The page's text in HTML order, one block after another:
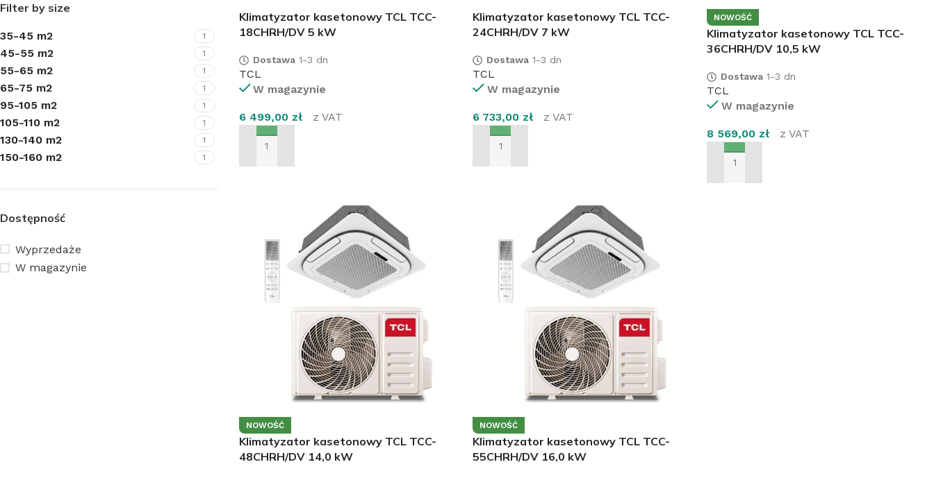
Filter by size
35-45 m2 1
45-55 m2 1
55-65 m2 1
65-75 m2 1
95-105 m2 1
105-110 m2 1
130-140 m2 1
150-160 m2 1
Dostępność
Wyprzedaże
W magazynie
Klimatyzator kasetonowy TCL TCC-
18CHRH/DV 5 kW
Dostawa1-3 dn
TCL
W magazynie
6 499,00 zł z VAT
DODAJ DO KOSZYKA
Klimatyzator kasetonowy TCL TCC-
24CHRH/DV 7 kW
Dostawa 1-3 dn
TCL
W magazynie
6 733,00 zł z VAT
DODAJ DO KOSZYKA
NOWOŚĆ
Klimatyzator kasetonowy TCL TCC-
36CHRH/DV 10,5 kW
Dostawa 1-3 dn
TCL
W magazynie
8 569,00 zł z VAT
DODAJ DO KOSZYKA
NOWOŚĆ
Klimatyzator kasetonowy TCL TCC-
48CHRH/DV 14,0 kW
NOWOŚĆ
Klimatyzator kasetonowy TCL TCC-
55CHRH/DV 16,0 kW